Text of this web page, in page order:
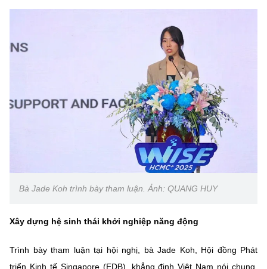
Bà Jade Koh trình bày tham luận. Ảnh: QUANG HUY
Xây dựng hệ sinh thái khởi nghiệp năng động
Trình bày tham luận tại hội nghị, bà Jade Koh, Hội đồng Phát
triển Kinh tế Singapore (EDB), khẳng định Việt Nam nói chung,